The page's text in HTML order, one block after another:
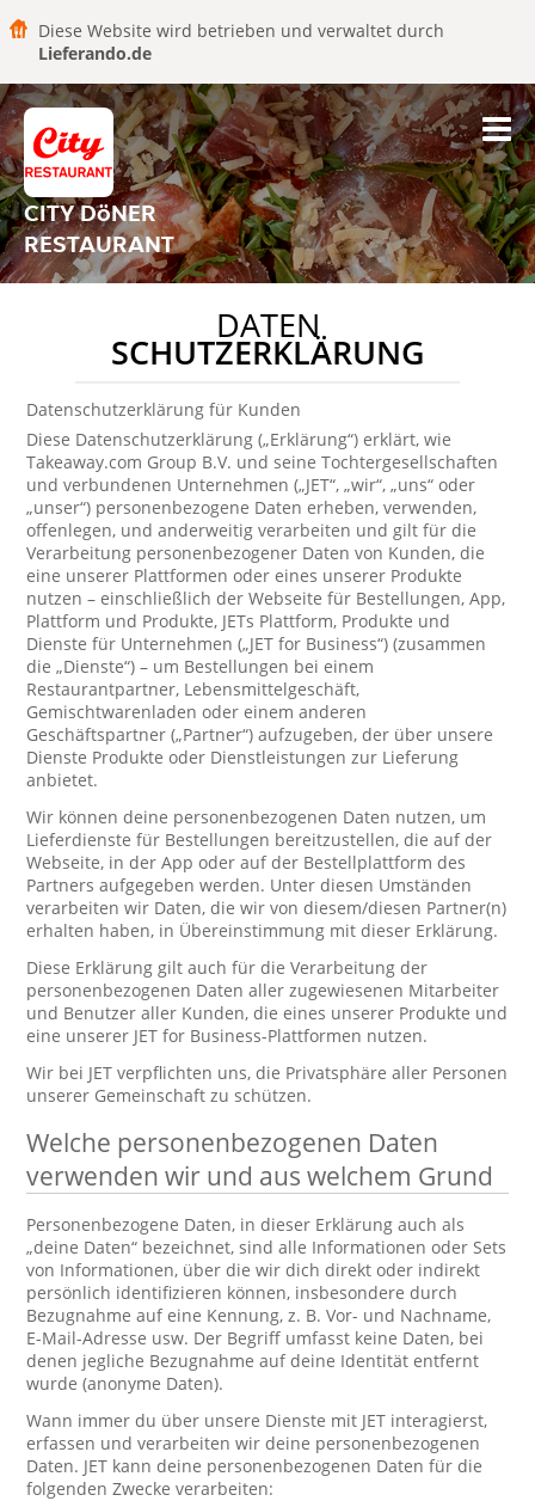
Diese Website wird betrieben und verwaltet durch
Lieferando.de
CITY DöNER
RESTAURANT
DATEN
SCHUTZERKLÄRUNG
Datenschutzerklärung für Kunden
Diese Datenschutzerklärung („Erklärung“) erklärt, wie
Takeaway.com Group B.V. und seine Tochtergesellschaften
und verbundenen Unternehmen („JET“, „wir“, „uns“ oder
„unser“) personenbezogene Daten erheben, verwenden,
offenlegen, und anderweitig verarbeiten und gilt für die
Verarbeitung personenbezogener Daten von Kunden, die
eine unserer Plattformen oder eines unserer Produkte
nutzen – einschließlich der Webseite für Bestellungen, App,
Plattform und Produkte, JETs Plattform, Produkte und
Dienste für Unternehmen („JET for Business“) (zusammen
die „Dienste“) – um Bestellungen bei einem
Restaurantpartner, Lebensmittelgeschäft,
Gemischtwarenladen oder einem anderen
Geschäftspartner („Partner“) aufzugeben, der über unsere
Dienste Produkte oder Dienstleistungen zur Lieferung
anbietet.
Wir können deine personenbezogenen Daten nutzen, um
Lieferdienste für Bestellungen bereitzustellen, die auf der
Webseite, in der App oder auf der Bestellplattform des
Partners aufgegeben werden. Unter diesen Umständen
verarbeiten wir Daten, die wir von diesem/diesen Partner(n)
erhalten haben, in Übereinstimmung mit dieser Erklärung.
Diese Erklärung gilt auch für die Verarbeitung der
personenbezogenen Daten aller zugewiesenen Mitarbeiter
und Benutzer aller Kunden, die eines unserer Produkte und
eine unserer JET for Business-Plattformen nutzen.
Wir bei JET verpflichten uns, die Privatsphäre aller Personen
unserer Gemeinschaft zu schützen.
Welche personenbezogenen Daten
verwenden wir und aus welchem Grund
Personenbezogene Daten, in dieser Erklärung auch als
„deine Daten“ bezeichnet, sind alle Informationen oder Sets
von Informationen, über die wir dich direkt oder indirekt
persönlich identifizieren können, insbesondere durch
Bezugnahme auf eine Kennung, z. B. Vor- und Nachname,
E-Mail-Adresse usw. Der Begriff umfasst keine Daten, bei
denen jegliche Bezugnahme auf deine Identität entfernt
wurde (anonyme Daten).
Wann immer du über unsere Dienste mit JET interagierst,
erfassen und verarbeiten wir deine personenbezogenen
Daten. JET kann deine personenbezogenen Daten für die
folgenden Zwecke verarbeiten: